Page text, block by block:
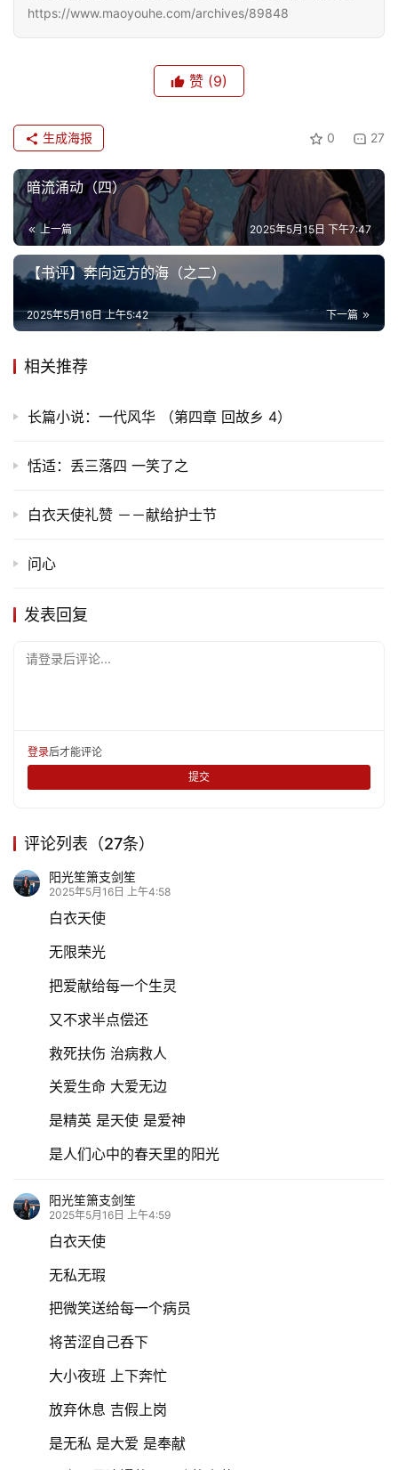
https://www.maoyouhe.com/archives/89848
赞 (9)
0 27
生成海报
暗流涌动（四）
上一篇 2025年5月15日 下午7:47
【书评】奔向远方的海（之二）
下一篇
2025年5月16日 上午5:42
相关推荐
长篇小说：一代风华 （第四章 回故乡 4）
恬适：丢三落四 一笑了之
白衣天使礼赞 －－献给护士节
问心
发表回复
请登录后评论...
登录后才能评论
提交
评论列表（27条）
阳光笙箫支剑笙
2025年5月16日 上午4:58
白衣天使
无限荣光
把爱献给每一个生灵
又不求半点偿还
救死扶伤 治病救人
关爱生命 大爱无边
是精英 是天使 是爱神
是人们心中的春天里的阳光
阳光笙箫支剑笙
2025年5月16日 上午4:59
白衣天使
无私无瑕
把微笑送给每一个病员
将苦涩自己呑下
大小夜班 上下奔忙
放弃休息 吉假上岗
是无私 是大爱 是奉献